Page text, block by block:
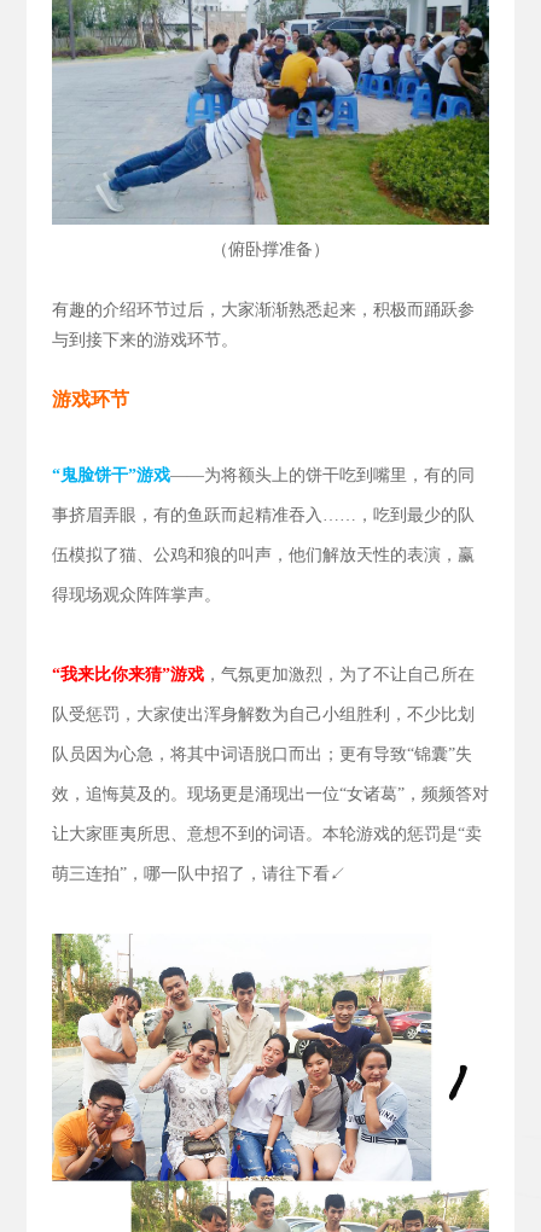
（俯卧撑准备 ）
有趣的介绍环节过后，大家渐渐熟悉起来，积极而踊跃参
与到接下来的游戏环节。
游戏环节
“鬼脸饼干”游戏——为将额头上的饼干吃到嘴里，有的同
事挤眉弄眼，有的鱼跃而起精准吞入……，吃到最少的队
伍模拟了猫、公鸡和狼的叫声，他们解放天性的表演，赢
得现场观众阵阵掌声。
“我来比你来猜”游戏，气氛更加激烈，为了不让自己所在
队受惩罚，大家使出浑身解数为自己小组胜利，不少比划
队员因为心急，将其中词语脱口而出；更有导致“锦囊”失
效，追悔莫及的。现场更是涌现出一位“女诸葛”，频频答对
让大家匪夷所思、意想不到的词语。本轮游戏的惩罚是“卖
萌三连拍”，哪一队中招了，请往下看↙